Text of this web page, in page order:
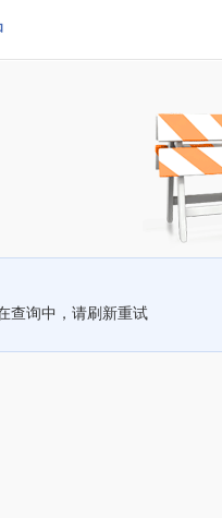
查询中，请刷新重试